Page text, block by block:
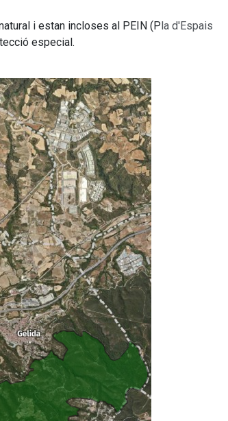
i estan incloses al PEIN (Pla d'Espais
especial.